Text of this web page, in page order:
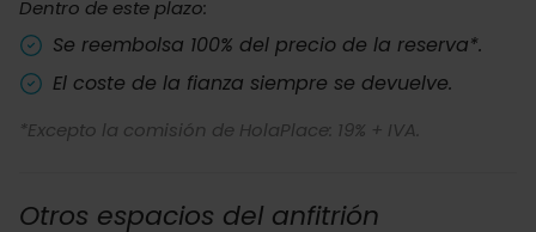
Dentro de este plazo:
Se reembolsa 100% del precio de la reserva*.
El coste de la fianza siempre se devuelve.
*Excepto la comisión de HolaPlace: 19% + IVA.
Otros espacios del anfitrión